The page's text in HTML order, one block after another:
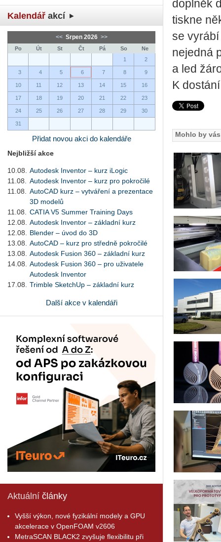
Kalendář akcí
<< Srpen 2026 >>
Po Út St Čt Pá So
Ne
1
2
3 4 5 6 7 8 9
10 11 12 13 14 15 16
17 18 19 20 21 22 23
24 25 26 27 28 29 30
31
Přidat novou akci do kalendáře
Nejbližší akce
10.08.
Autodesk Inventor – kurz iLogic
11.08.
Autodesk Inventor – kurz pro pokročilé
11.08.
AutoCAD kurz – vytváření a prezentace
3D modelů
11.08.
CATIA V5 Summer Training Days
12.08.
Autodesk Inventor – základní kurz
12.08.
Blender – úvod do 3D
13.08.
AutoCAD – kurz pro středně pokročilé
13.08.
Autodesk Fusion 360 – základní kurz
14.08.
Autodesk Fusion 360 – pro uživatele
Autodesk Inventor
17.08.
Trimble SketchUp – základní kurz
Další akce v kalendáři
Aktuální články
Vyšší výkon, nové fyzikální modely a GPU
akcelerace v OpenFOAM v2606
MetraSCAN BLACK2 zvyšuje flexibilitu při
doplněk
tiskne
se
nejedná
a led
K
Mohlo by